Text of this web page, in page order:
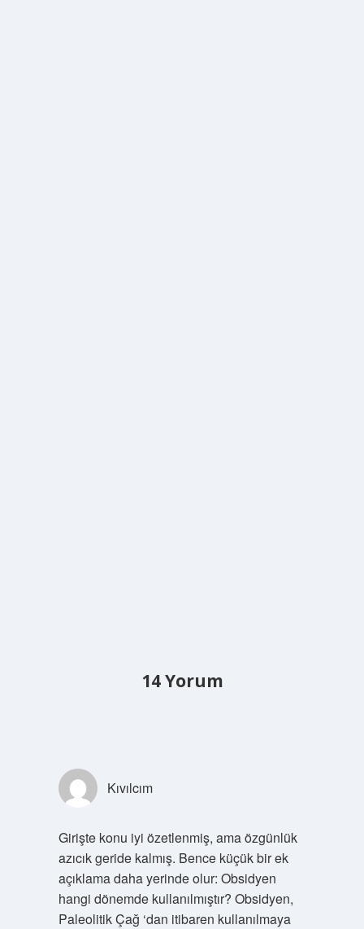
14 Yorum
Kıvılcım
Girişte konu iyi özetlenmiş, ama özgünlük
azıcık geride kalmış. Bence küçük bir ek
açıklama daha yerinde olur: Obsidyen
hangi dönemde kullanılmıştır? Obsidyen,
Paleolitik Çağ ‘dan itibaren kullanılmaya